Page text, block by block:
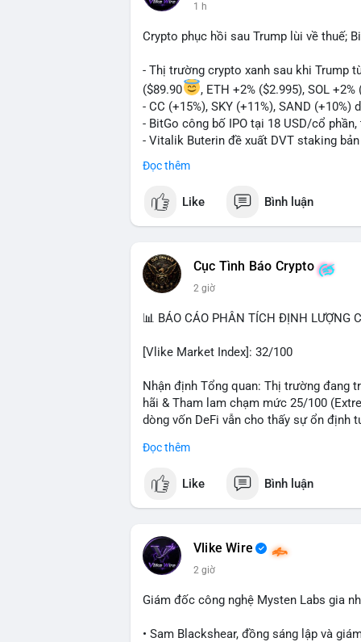
1 h
Crypto phục hồi sau Trump lùi về thuế;
- Thị trường crypto xanh sau khi Trump
($89.90
, ETH +2% ($2.995), SOL +2%
- CC (+15%), SKY (+11%), SAND (+10%)
- BitGo công bố IPO tại 18 USD/cổ
- Vitalik Buterin đề xuất DVT staking
Ethereum
- Hong Kong phát hành giấy phép
- Nga xác định crypto là tài sản hợp
- Trump hy vọng ký vào luật cấu trúc
Quốc hội
- Steak ’n Shake cho phép nhân viên
#binancesquare
#cryptonews #btc #eth
#hongkong #russia
$btc $eth $sol $xrp $cc #cc$sky#sky
#vlikevn #titanbot
📰 Nguồn: Decrypt
Đọc thêm
Like Bình luận
Cục Tình Báo Crypto
2 giờ
📊 BÁO CÁO PHÂN TÍCH ĐỊNH LƯỢNG
[Vlike Market Index]: 32/100
Nhận định Tổng quan: Thị trường đang
hãi & Tham lam chạm mức 25/100
dòng vốn DeFi vẫn cho thấy sự ổn định
Phân tích Dòng tiền DeFi (DefiLlama):
sao giữa BSC (4,87 tỷ), Tron (4,85 tỷ)
5 với 4,63 tỷ USD, cho thấy sự trỗi dậy
thấy thanh khoản hệ thống vẫn dồi
cải thiện.
mức dương nhẹ 0,0073%, trong khi ETH
Đọc thêm
Like Bình luận
Vlike Wire
2 giờ
Giám đốc công nghệ Mysten Labs gia
• Sam Blackshear, đồng sáng lập và